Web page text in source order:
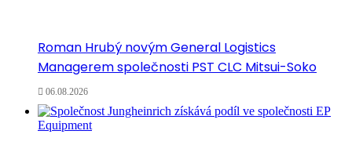
Roman Hrubý novým General Logistics
Managerem společnosti PST CLC Mitsui-Soko
06.08.2026